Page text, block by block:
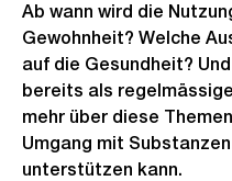
Ab wann wird die
Gewohnheit? Welche
auf die Gesundheit?
bereits als
mehr über diese
Umgang mit
unterstützen kann.